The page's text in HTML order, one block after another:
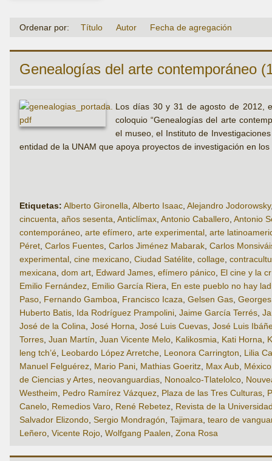
Ordenar por: Título Autor Fecha de agregación
Genealogías del arte contemporáneo
Los días 30 y 31 de agosto de 2012,
coloquio “Genealogías del arte
el museo, el Instituto de
entidad de la UNAM que apoya proyectos de investigación en
Etiquetas: Alberto Gironella Alberto Isaac Alejandro Jodorowsky
cincuenta años sesenta Anticlímax Antonio Caballero Antonio
contemporáneo arte efímero arte experimental arte
Péret Carlos Fuentes Carlos Jiménez Mabarak Carlos
experimental cine mexicano Ciudad Satélite collage
mexicana dom art Edward James efímero pánico El cine y la
Emilio Fernández Emilio García Riera
En este pueblo no hay
Paso Fernando Gamboa Francisco Icaza Gelsen Gas
Huberto Batis Ida Rodríguez Prampolini Jaime García Terrés
José de la Colina José Horna José Luis Cuevas José Luis
Torres Juan Martín Juan Vicente Melo Kalikosmia Kati Horna
leng tch’é Leobardo López Arretche Leonora Carrington
Lilia
Manuel Felguérez Mario Pani Mathias Goeritz Max Aub
de Ciencias y Artes neovanguardias Nonoalco-Tlatelolco
Westheim
Pedro Ramírez Vázquez Plaza de las Tres Culturas
Canelo Remedios Varo René Rebetez Revista de la
Salvador Elizondo Sergio Mondragón Tajimara tearo de
Leñero Vicente Rojo Wolfgang Paalen Zona Rosa